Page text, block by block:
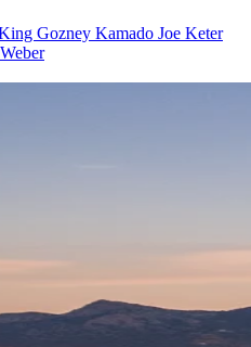
Gozney Kamado Joe Keter
Weber